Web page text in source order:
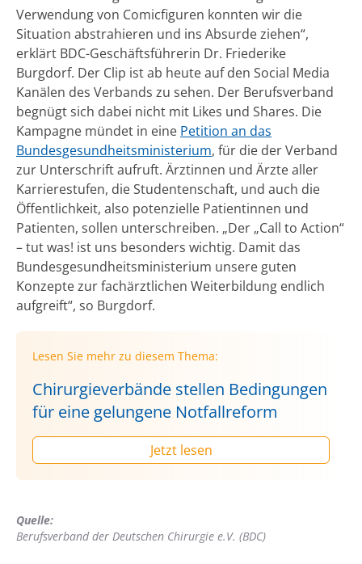
Verwendung von Comicfiguren konnten wir die
Situation abstrahieren und ins Absurde ziehen“,
erklärt BDC-Geschäftsführerin Dr. Friederike
Burgdorf. Der Clip ist ab heute auf den Social Media
Kanälen des Verbands zu sehen. Der Berufsverband
begnügt sich dabei nicht mit Likes und Shares. Die
Kampagne mündet in eine Petition an das
Bundesgesundheitsministerium, für die der Verband
zur Unterschrift aufruft. Ärztinnen und Ärzte aller
Karrierestufen, die Studentenschaft, und auch die
Öffentlichkeit, also potenzielle Patientinnen und
Patienten, sollen unterschreiben. „Der „Call to Action“
– tut was! ist uns besonders wichtig. Damit das
Bundesgesundheitsministerium unsere guten
Konzepte zur fachärztlichen Weiterbildung endlich
aufgreift“, so Burgdorf.
Lesen Sie mehr zu diesem Thema:
Chirurgieverbände stellen Bedingungen
für eine gelungene Notfallreform
Jetzt lesen
Quelle:
Berufsverband der Deutschen Chirurgie e.V. (BDC)